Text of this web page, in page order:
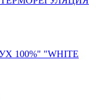
100%" "WHITE